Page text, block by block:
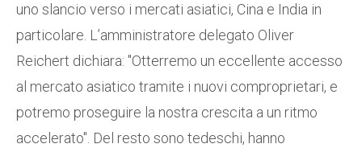
uno slancio verso i mercati asiatici, Cina e India in
particolare. L’amministratore delegato Oliver
Reichert dichiara: "Otterremo un eccellente accesso
al mercato asiatico tramite i nuovi comproprietari, e
potremo proseguire la nostra crescita a un ritmo
accelerato". Del resto sono tedeschi, hanno